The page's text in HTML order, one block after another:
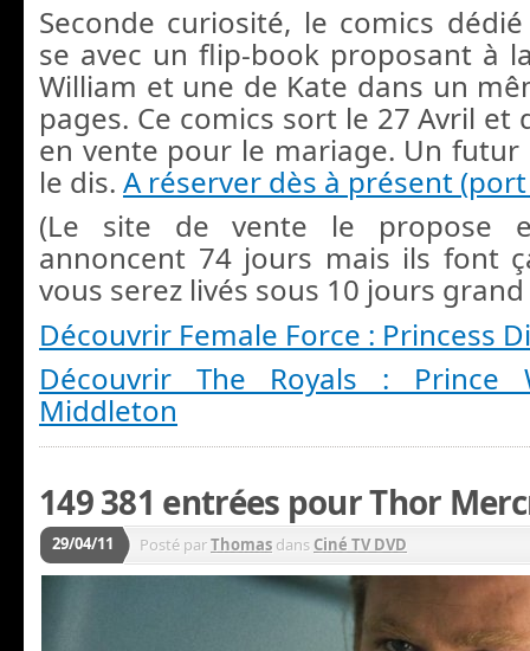
Seconde curiosité, le comics
se avec un flip-book proposant à
William et une de Kate dans un
pages. Ce comics sort le 27 Avril
en vente pour le mariage. Un futur
le dis. A réserver dès à présent
(Le site de vente le propose
annoncent 74 jours mais ils font
vous serez livés sous 10 jours
Découvrir Female Force : Princess
Découvrir The Royals : Prince
Middleton
149 381 entrées pour Thor
29/04/11 Posté parThomas dans Ciné TV DVD